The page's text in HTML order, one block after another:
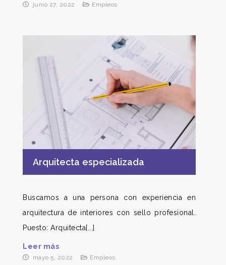
junio 27, 2022 Empleos
Arquitecta especializada
Buscamos a una persona con experiencia en
arquitectura de interiores con sello profesional.
Puesto: Arquitecta[...]
Leer más
mayo 5, 2022 Empleos